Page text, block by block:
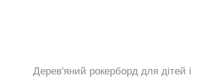
Дерев'яний рокерборд для дітей і